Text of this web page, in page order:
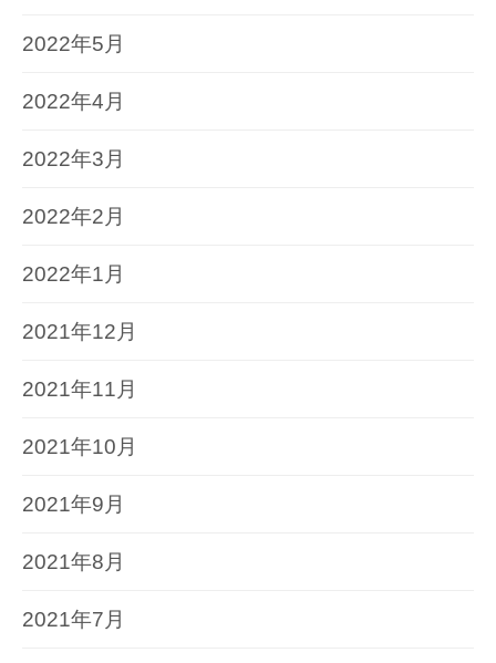
2022年5月
2022年4月
2022年3月
2022年2月
2022年1月
2021年12月
2021年11月
2021年10月
2021年9月
2021年8月
2021年7月